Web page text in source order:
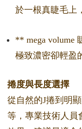
於一根真睫毛上
** mega volume
極致濃密卻輕盈
捲度與長度選擇
從自然的J捲到明
等，專業技術人員